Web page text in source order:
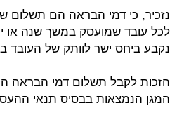
נזכיר, כי דמי הבראה הם תשלום
לכל עובד שמועסק במשך שנה או
נקבע ביחס ישר לוותק של העובד
הזכות לקבל תשלום דמי הבראה
המגן הנמצאות בבסיס תנאי